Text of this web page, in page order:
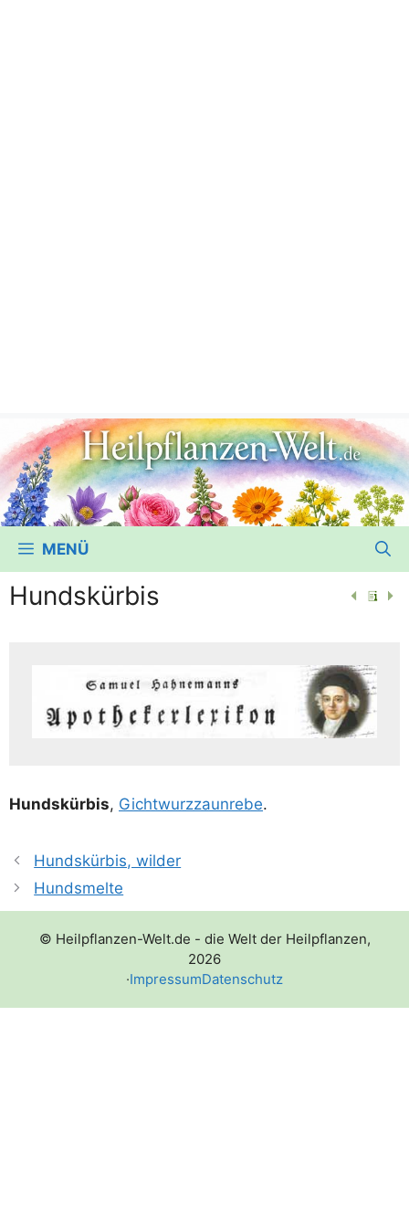
MENÜ
Hundskürbis
Hunds­kür­bis, Gicht­wurz­zaun­re­be.
Hundskürbis, wilder
Hundsmelte
© Heilpflanzen-Welt.de - die Welt der Heilpflanzen,
2026
·ImpressumDatenschutz